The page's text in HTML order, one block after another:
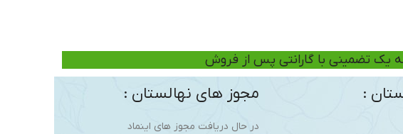
یک تضمینی با گارانتی پس از فروش
: مجوز های نهالستان :
در حال دریافت مجوز های اینماد